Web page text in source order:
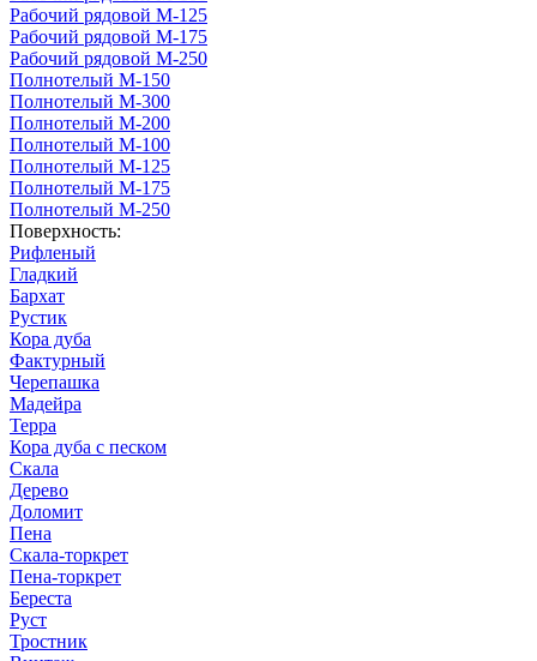
Рабочий рядовой М-125
Рабочий рядовой М-175
Рабочий рядовой М-250
Полнотелый М-150
Полнотелый М-300
Полнотелый М-200
Полнотелый М-100
Полнотелый М-125
Полнотелый М-175
Полнотелый М-250
Поверхность:
Рифленый
Гладкий
Бархат
Рустик
Кора дуба
Фактурный
Черепашка
Мадейра
Терра
Кора дуба с песком
Скала
Дерево
Доломит
Пена
Скала-торкрет
Пена-торкрет
Береста
Руст
Тростник